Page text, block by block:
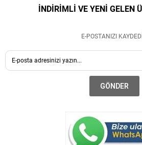
İNDİRİMLİ VE YENİ GELEN
E-POSTANIZI
GÖNDER